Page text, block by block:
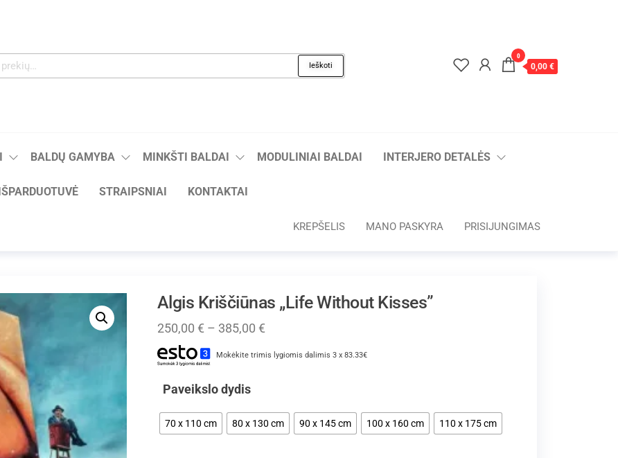
Ieškoti
0
0,00 €
BALDŲ GAMYBA MINKŠTI BALDAI MODULINIAI BALDAI INTERJERO DETALĖS
STRAIPSNIAI KONTAKTAI
KREPŠELIS MANO PASKYRA PRISIJUNGIMAS
Algis Kriščiūnas „Life Without Kisses”
250,00 € – 385,00 €
Mokėkite trimis lygiomis dalimis 3 x 83.33€
Paveikslo dydis
70 x 110 cm 80 x 130 cm 90 x 145 cm 100 x 160 cm 110 x 175 cm